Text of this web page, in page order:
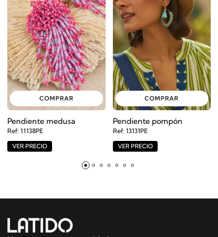
COMPRAR
Pendiente medusa
Ref: 11138PE
VER PRECIO
COMPRAR
Pendiente pompón
Ref: 13131PE
VER PRECIO